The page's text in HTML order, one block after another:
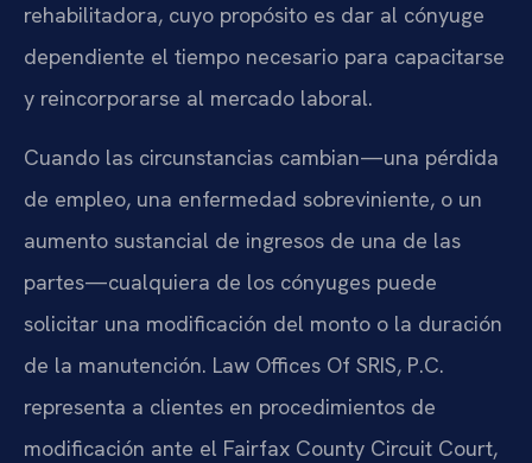
rehabilitadora, cuyo propósito es dar al cónyuge
dependiente el tiempo necesario para capacitarse
y reincorporarse al mercado laboral.
Cuando las circunstancias cambian—una pérdida
de empleo, una enfermedad sobreviniente, o un
aumento sustancial de ingresos de una de las
partes—cualquiera de los cónyuges puede
solicitar una modificación del monto o la duración
de la manutención. Law Offices Of SRIS, P.C.
representa a clientes en procedimientos de
modificación ante el Fairfax County Circuit Court,